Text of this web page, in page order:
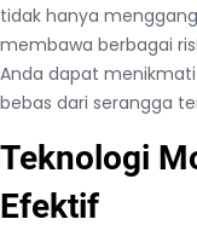
tidak hanya
membawa berbagai
Anda dapat
bebas dari serangga
Teknologi
Efektif